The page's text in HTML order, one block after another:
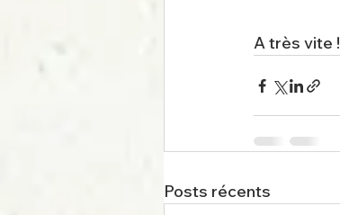
A très vite !
Posts récents